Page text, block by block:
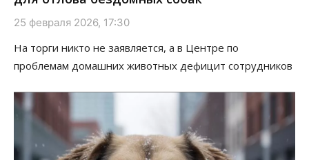
25 февраля 2026, 17:30
На торги никто не заявляется, а в Центре по
проблемам домашних животных дефицит сотрудников